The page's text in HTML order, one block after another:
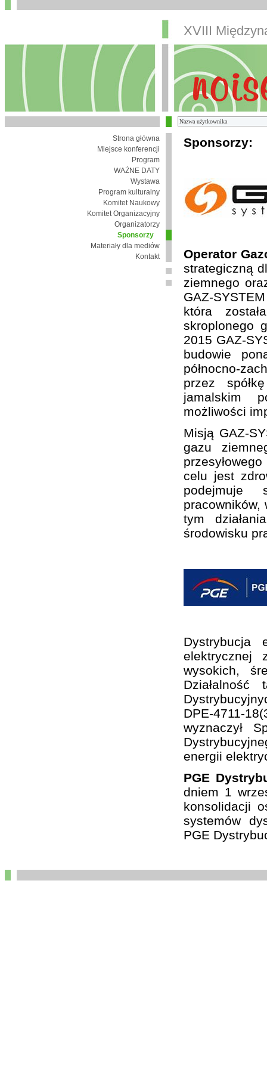
XVIII
Strona główna
Miejsce konferencji
Program
WAŻNE DATY
Wystawa
Program kulturalny
Komitet Naukowy
Komitet Organizacyjny
Organizatorzy
Sponsorzy
Materiały dla mediów
Kontakt
Sponsorzy:
Operator
strategiczną
ziemnego
GAZ-
która
skroplonego
2015 GAZ-
budowie
północno-
przez
jamalskim
możliwości
Misją GAZ-
gazu
celu jest
podejmuje
pracowników,
tym
środowisku
Dystrybucja
elektrycznej
wysokich,
DPE-4711-
wyznaczył
energii
PGE
dniem 1
konsolidacji
systemów
PGE